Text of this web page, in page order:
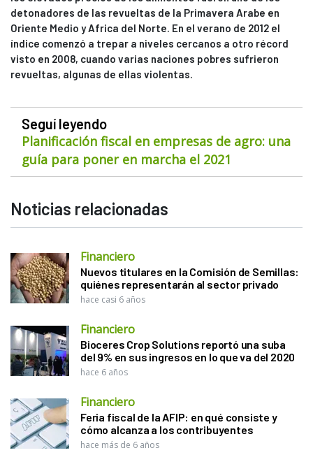
detonadores de las revueltas de la Primavera Arabe en
Oriente Medio y Africa del Norte. En el verano de 2012 el
índice comenzó a trepar a niveles cercanos a otro récord
visto en 2008, cuando varias naciones pobres sufrieron
revueltas, algunas de ellas violentas.
Seguí leyendo
Planificación fiscal en empresas de agro: una
guía para poner en marcha el 2021
Noticias relacionadas
Financiero
Nuevos titulares en la Comisión de Semillas:
quiénes representarán al sector privado
hace casi 6 años
Financiero
Bioceres Crop Solutions reportó una suba
del 9% en sus ingresos en lo que va del 2020
hace 6 años
Financiero
Feria fiscal de la AFIP: en qué consiste y
cómo alcanza a los contribuyentes
hace más de 6 años